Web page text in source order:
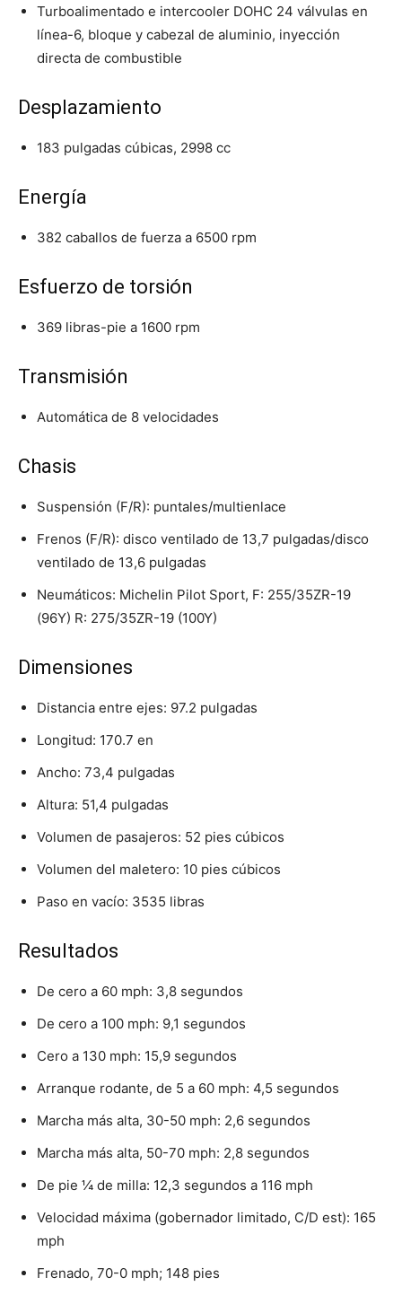
Turboalimentado e intercooler DOHC 24 válvulas en
línea-6, bloque y cabezal de aluminio, inyección
directa de combustible
Desplazamiento
183 pulgadas cúbicas, 2998 cc
Energía
382 caballos de fuerza a 6500 rpm
Esfuerzo de torsión
369 libras-pie a 1600 rpm
Transmisión
Automática de 8 velocidades
Chasis
Suspensión (F/R): puntales/multienlace
Frenos (F/R): disco ventilado de 13,7 pulgadas/disco
ventilado de 13,6 pulgadas
Neumáticos: Michelin Pilot Sport, F: 255/35ZR-19
(96Y) R: 275/35ZR-19 (100Y)
Dimensiones
Distancia entre ejes: 97.2 pulgadas
Longitud: 170.7 en
Ancho: 73,4 pulgadas
Altura: 51,4 pulgadas
Volumen de pasajeros: 52 pies cúbicos
Volumen del maletero: 10 pies cúbicos
Paso en vacío: 3535 libras
Resultados
De cero a 60 mph: 3,8 segundos
De cero a 100 mph: 9,1 segundos
Cero a 130 mph: 15,9 segundos
Arranque rodante, de 5 a 60 mph: 4,5 segundos
Marcha más alta, 30-50 mph: 2,6 segundos
Marcha más alta, 50-70 mph: 2,8 segundos
De pie ¼ de milla: 12,3 segundos a 116 mph
Velocidad máxima (gobernador limitado, C/D est): 165
mph
Frenado, 70-0 mph; 148 pies